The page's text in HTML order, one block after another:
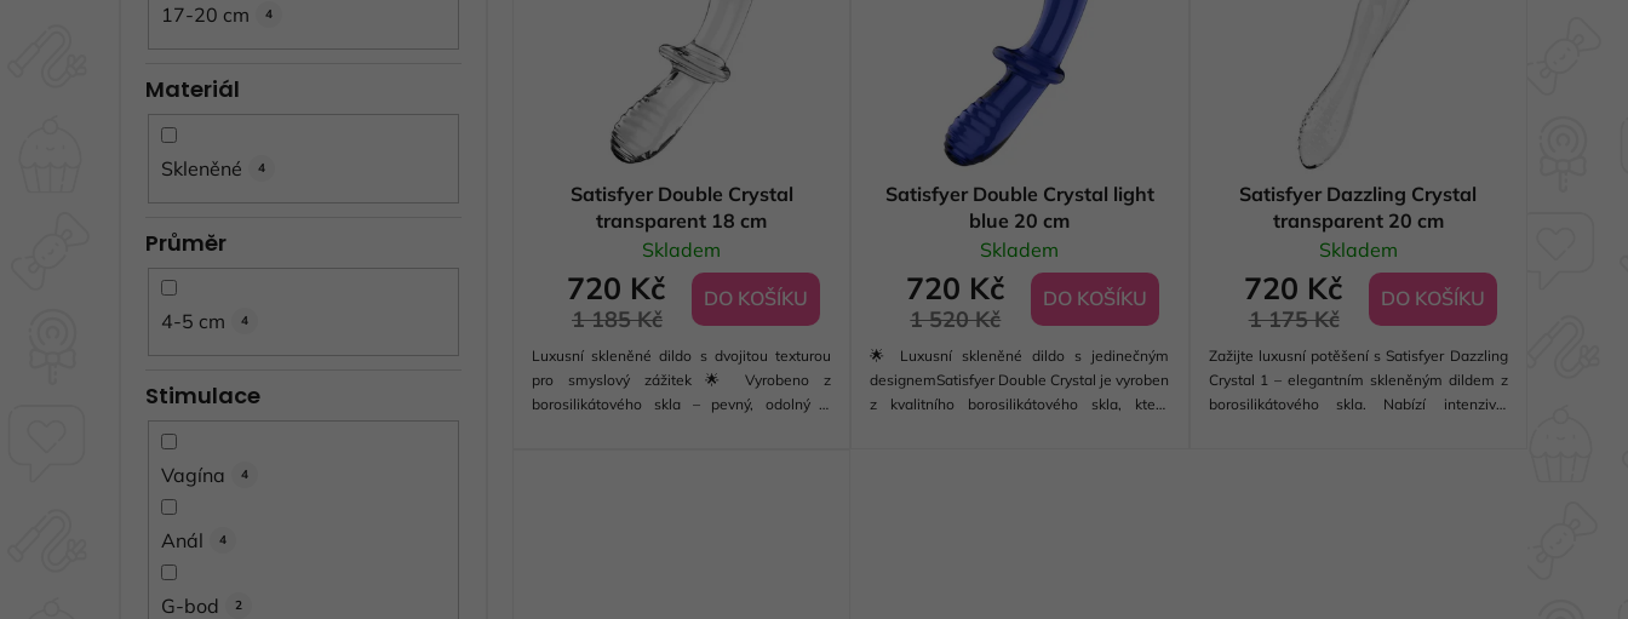
17-20 cm 4
Materiál
Skleněné 4
Průměr
4-5 cm 4
Stimulace
Vagína 4
Anál 4
G-bod 2
Satisfyer Double Crystal
transparent 18 cm
Skladem
720 Kč
1 185 Kč
DO KOŠÍKU
Luxusní skleněné dildo s dvojitou texturou
pro smyslový zážitek 🌟 Vyrobeno z
borosilikátového skla – pevný, odolný a
Satisfyer Double Crystal light
blue 20 cm
Skladem
720 Kč
1 520 Kč
DO KOŠÍKU
🌟 Luxusní skleněné dildo s jedinečným
designemSatisfyer Double Crystal je vyroben
z kvalitního borosilikátového skla, které
Satisfyer Dazzling Crystal
transparent 20 cm
Skladem
720 Kč
1 175 Kč
DO KOŠÍKU
Zažijte luxusní potěšení s Satisfyer Dazzling
Crystal 1 – elegantním skleněným dildem z
borosilikátového skla. Nabízí intenzivní